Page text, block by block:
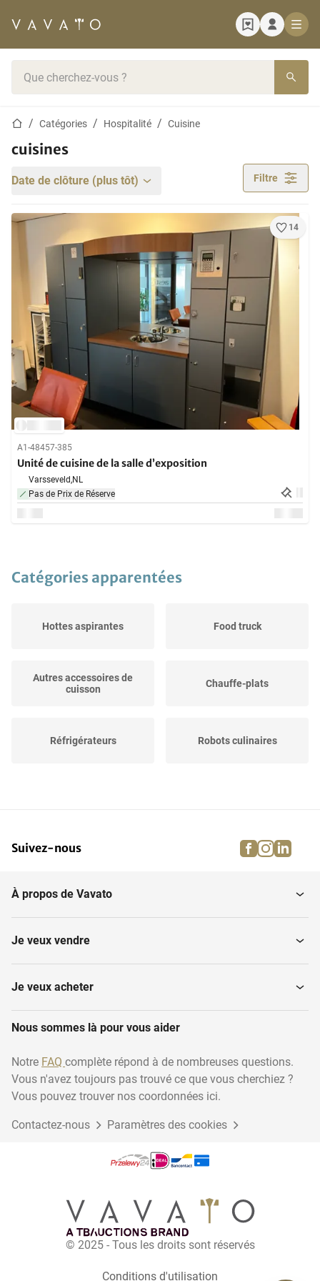
Page d'accueil
Catégories Hospitalité Cuisine
cuisines
Date de clôture (plus tôt) Filtre
14
A1-48457-385
Unité de cuisine de la salle d’exposition
Varsseveld,NL
Pas de Prix de Réserve
Catégories apparentées
Hottes aspirantes Food truck
Autres accessoires de
cuisson
Chauffe-plats
Réfrigérateurs Robots culinaires
Présentoirs de comptoir
Machines à glaçons
conditionnement
Autres fours et fours à
vapeur
Machines à glace Fours mixtes
Fours conventionnels Casseroles
Autres ustensiles de
Suivez-nous facebook
À propos de Vavato
Je veux vendre
Je veux acheter
Nous sommes là pour vous aider
Notre FAQ complète répond à de nombreuses questions.
Vous n'avez toujours pas trouvé ce que vous cherchiez ?
Vous pouvez trouver nos coordonnées ici.
Contactez-nous Paramètres des cookies
© 2025 - Tous les droits sont réservés
Conditions d'utilisation